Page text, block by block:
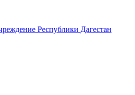
Республики Дагестан